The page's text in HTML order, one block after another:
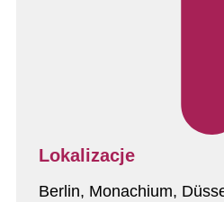
Lokalizacje
Berlin, Monachium,